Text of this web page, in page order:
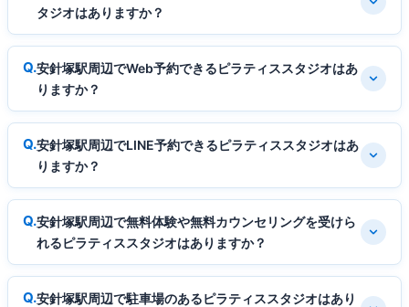
タジオはありますか？
安針塚駅周辺でWeb予約できるピラティススタジオはあ
りますか？
安針塚駅周辺でLINE予約できるピラティススタジオはあ
りますか？
安針塚駅周辺で無料体験や無料カウンセリングを受けら
れるピラティススタジオはありますか？
安針塚駅周辺で駐車場のあるピラティススタジオはあり